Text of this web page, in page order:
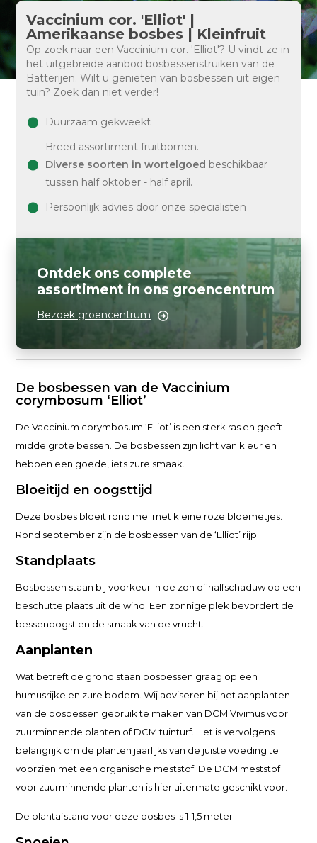
Vaccinium cor. 'Elliot' |
Amerikaanse bosbes | Kleinfruit
Op zoek naar een Vaccinium cor. 'Elliot'? U vindt ze in
het uitgebreide aanbod bosbessenstruiken van de
Batterijen. Wilt u genieten van bosbessen uit eigen
tuin? Zoek dan niet verder!
Duurzaam gekweekt
Breed assortiment fruitbomen.
Diverse soorten in wortelgoed beschikbaar
tussen half oktober - half april.
Persoonlijk advies door onze specialisten
Ontdek ons complete
assortiment in ons groencentrum
Bezoek groencentrum
De bosbessen van de Vaccinium
corymbosum ‘Elliot’
De Vaccinium corymbosum ‘Elliot’ is een sterk ras en geeft
middelgrote bessen. De bosbessen zijn licht van kleur en
hebben een goede, iets zure smaak.
Bloeitijd en oogsttijd
Deze bosbes bloeit rond mei met kleine roze bloemetjes.
Rond september zijn de bosbessen van de ‘Elliot’ rijp.
Standplaats
Bosbessen staan bij voorkeur in de zon of halfschaduw op een
beschutte plaats uit de wind. Een zonnige plek bevordert de
bessenoogst en de smaak van de vrucht.
Aanplanten
Wat betreft de grond staan bosbessen graag op een
humusrijke en zure bodem. Wij adviseren bij het aanplanten
van de bosbessen gebruik te maken van DCM Vivimus voor
zuurminnende planten of DCM tuinturf. Het is vervolgens
belangrijk om de planten jaarlijks van de juiste voeding te
voorzien met een organische meststof. De DCM meststof
voor zuurminnende planten is hier uitermate geschikt voor.
De plantafstand voor deze bosbes is 1-1,5 meter.